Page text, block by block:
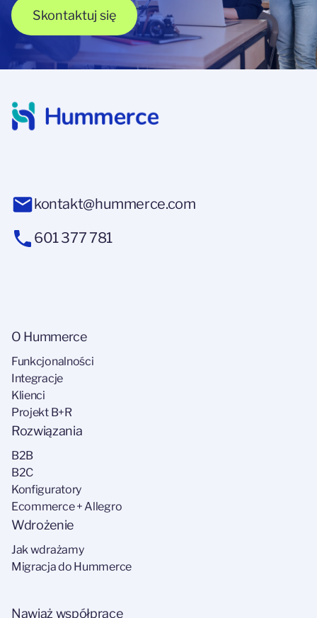
Skontaktuj się
kontakt@hummerce.com
601 377 781
O Hummerce
Funkcjonalności
Integracje
Klienci
Projekt B+R
Rozwiązania
B2B
B2C
Konfiguratory
Ecommerce + Allegro
Wdrożenie
Jak wdrażamy
Migracja do Hummerce
Nawiąż współpracę